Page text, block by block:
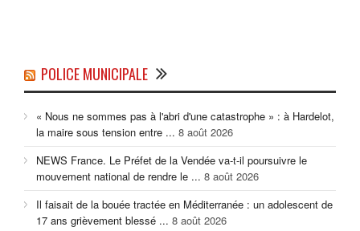
POLICE MUNICIPALE
« Nous ne sommes pas à l'abri d'une catastrophe » : à Hardelot,
la maire sous tension entre ... 8 août 2026
NEWS France. Le Préfet de la Vendée va-t-il poursuivre le
mouvement national de rendre le ... 8 août 2026
Il faisait de la bouée tractée en Méditerranée : un adolescent de
17 ans grièvement blessé ... 8 août 2026